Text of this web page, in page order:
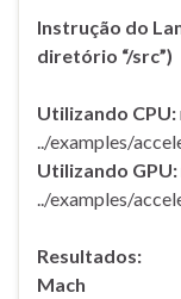
Instrução do
diretório “/src”)
Utilizando CPU:
../examples/
Utilizando GPU:
../examples/
Resultados:
Mach